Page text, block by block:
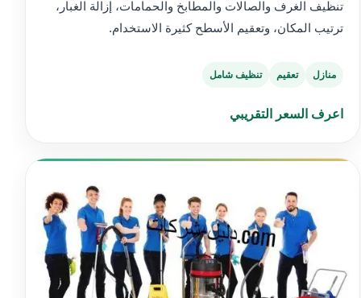
تنظيف الغرف والصالات والمطابخ والحمامات، إزالة الغبار،
ترتيب المكان، وتعقيم الأسطح كثيرة الاستخدام.
منازل تعقيم تنظيف شامل
اعرف السعر التقريبي